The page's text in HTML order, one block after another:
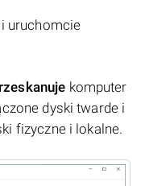
uruchomcie
komputer
dyski twarde i
fizyczne i lokalne.